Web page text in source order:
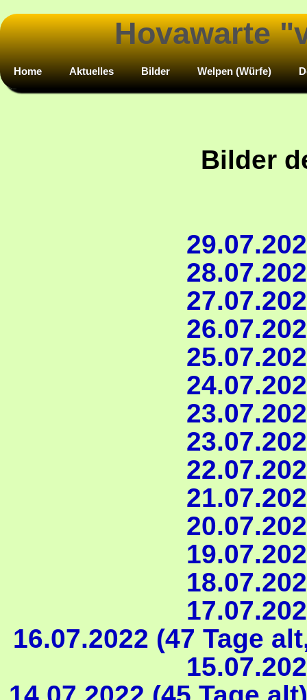
Hovawarte
Home Aktuelles Bilder Welpen (Würfe)
Bilder
16.07.2022 (47 Tage